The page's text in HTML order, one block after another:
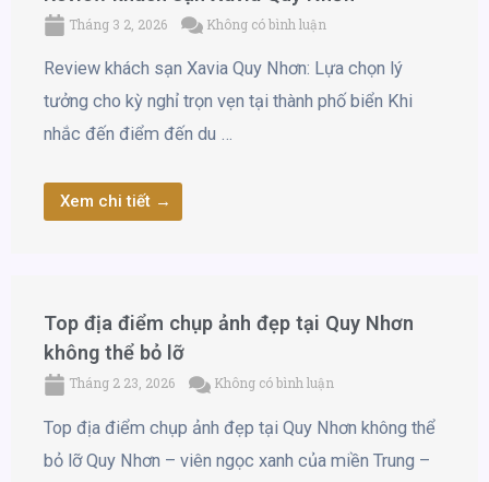
Tháng 3 2, 2026 Không có bình luận
Review khách sạn Xavia Quy Nhơn: Lựa chọn lý
tưởng cho kỳ nghỉ trọn vẹn tại thành phố biển Khi
nhắc đến điểm đến du …
Xem chi tiết →
Top địa điểm chụp ảnh đẹp tại Quy Nhơn
không thể bỏ lỡ
Tháng 2 23, 2026 Không có bình luận
Top địa điểm chụp ảnh đẹp tại Quy Nhơn không thể
bỏ lỡ Quy Nhơn – viên ngọc xanh của miền Trung –